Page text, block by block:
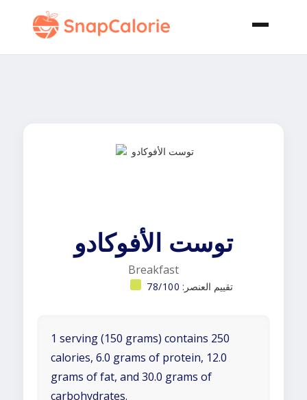
توست الأفوكادو
Breakfast
تقييم العنصر: 78/100
1 serving (150 grams) contains 250
calories, 6.0 grams of protein, 12.0
grams of fat, and 30.0 grams of
carbohydrates.